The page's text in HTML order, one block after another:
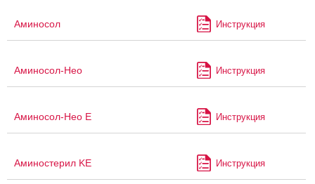
Аминосол Инструкция
Аминосол-Нео Инструкция
Аминосол-Нео Е Инструкция
Аминостерил KE Инструкция